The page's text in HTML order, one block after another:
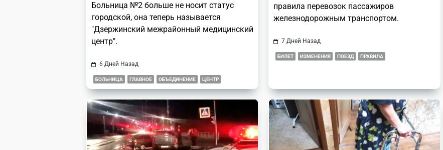
Больница №2 больше не носит статус
городской, она теперь называется
"Дзержинский межрайонный медицинский
центр".
6 Дней Назад
БОЛЬНИЦА ГЛАВНОЕ ОБЪЕДИНЕНИЕ ЦЕНТР
правила перевозок пассажиров
железнодорожным транспортом.
7 Дней Назад
БИЛЕТ ИЗМЕНЕНИЯ ПОЕЗД ПРАВИЛА